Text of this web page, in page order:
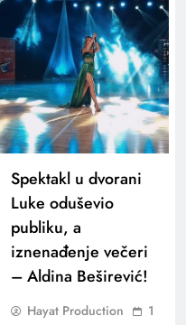
Spektakl u dvorani
Luke oduševio
publiku, a
iznenađenje večeri
– Aldina Beširević!
Hayat Production
1